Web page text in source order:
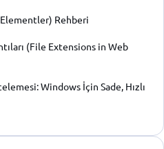
Elementler) Rehberi
(File Extensions in Web
Windows İçin Sade, Hızlı